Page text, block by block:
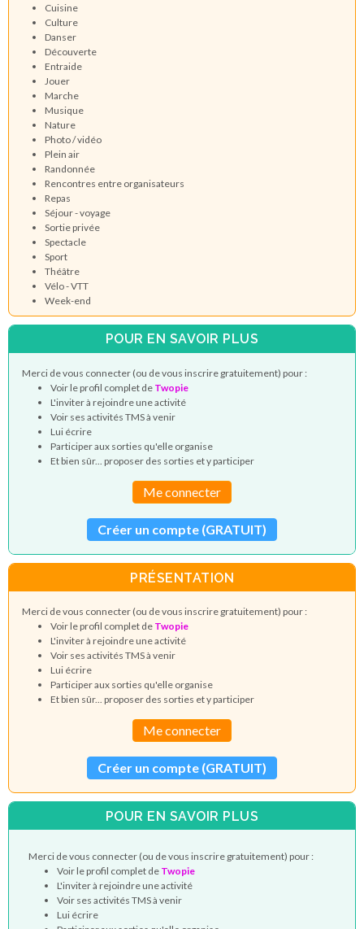
Cuisine
Culture
Danser
Découverte
Entraide
Jouer
Marche
Musique
Nature
Photo / vidéo
Plein air
Randonnée
Rencontres entre organisateurs
Repas
Séjour - voyage
Sortie privée
Spectacle
Sport
Théâtre
Vélo - VTT
Week-end
POUR EN SAVOIR PLUS
Merci de vous connecter (ou de vous inscrire gratuitement) pour :
Voir le profil complet de Twopie
L'inviter à rejoindre une activité
Voir ses activités TMS à venir
Lui écrire
Participer aux sorties qu'elle organise
Et bien sûr... proposer des sorties et y participer
Me connecter
Créer un compte (GRATUIT)
PRÉSENTATION
Merci de vous connecter (ou de vous inscrire gratuitement) pour :
Voir le profil complet de Twopie
L'inviter à rejoindre une activité
Voir ses activités TMS à venir
Lui écrire
Participer aux sorties qu'elle organise
Et bien sûr... proposer des sorties et y participer
Me connecter
Créer un compte (GRATUIT)
POUR EN SAVOIR PLUS
Merci de vous connecter (ou de vous inscrire gratuitement) pour :
Voir le profil complet de Twopie
L'inviter à rejoindre une activité
Voir ses activités TMS à venir
Lui écrire